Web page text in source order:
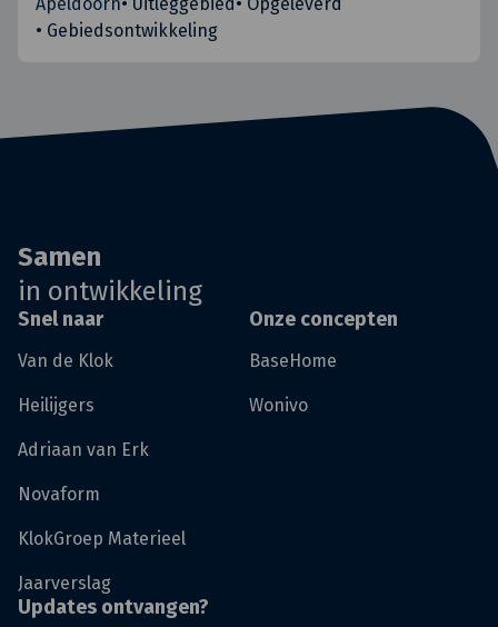
• Gebiedsontwikkeling
Samen
in ontwikkeling
Snel naar
Van de Klok
Heilijgers
Adriaan van Erk
Novaform
KlokGroep Materieel
Jaarverslag
Onze concepten
BaseHome
Wonivo
Updates ontvangen?